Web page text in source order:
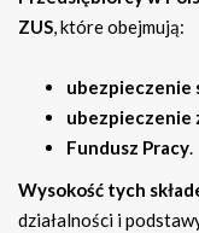
ZUS, które obejmują:
ubezpieczenie
ubezpieczenie
Fundusz Pracy.
Wysokość tych
działalności i